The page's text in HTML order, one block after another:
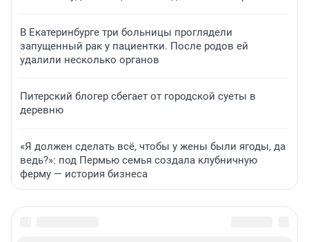
В Екатеринбурге три больницы проглядели
запущенный рак у пациентки. После родов ей
удалили несколько органов
Питерский блогер сбегает от городской суеты в
деревню
«Я должен сделать всё, чтобы у жены были ягоды, да
ведь?»: под Пермью семья создала клубничную
ферму — история бизнеса